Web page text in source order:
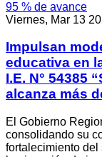
Viernes, Mar 13
Impulsan
educativa en
I.E. N° 54385
alcanza más
El Gobierno
consolidando su
fortalecimiento